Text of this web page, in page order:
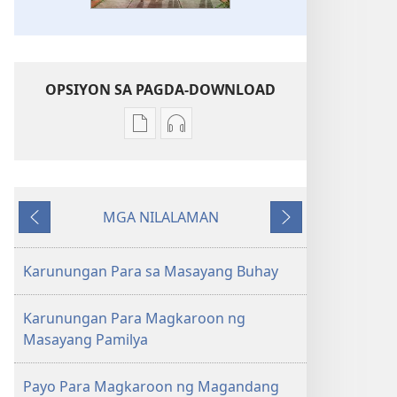
OPSIYON SA PAGDA-DOWNLOAD
Opsiyon
ng
GUMISING!
Karunungan
sa
Masayang
Buhay
Opsiyon
ng
GUMISING!
Karunungan
sa
Buhay
Nauna
MGA NILALAMAN
Susunod
Karunungan Para sa Masayang Buhay
Karunungan Para Magkaroon ng
Masayang Pamilya
Payo Para Magkaroon ng Magandang